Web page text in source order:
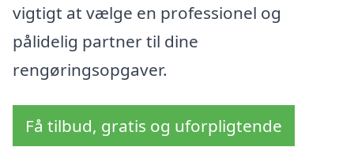
vigtigt at vælge en professionel og
pålidelig partner til dine
rengøringsopgaver.
Få tilbud, gratis og uforpligtende